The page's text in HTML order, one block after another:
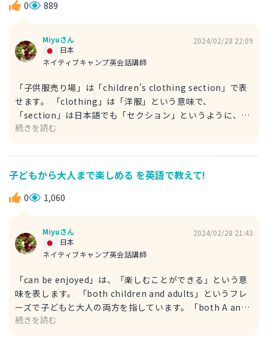
0 889
Miyuさん
ネイティブキャンプ英会話講師
日本
2024/02/28 22:09
「子供服売り場」は「children's clothing section」で表
せます。 「clothing」は「洋服」という意味で、
「section」は日本語でも「セクション」というように、あ
る一部のコーナーや区画・場所を指します。 例文 Where is
らですか。） 別の例文もご紹介しておきましょう。 例文
Could you please tell me where the children's
clothing section is? （子供服売り場はどこか教えていただ
けますでしょうか。） 「Could you please…?」は「～し
section is」を続けることで、子ども服売り場の場所を訪ね
る表現です。 回答が参考になれば幸いです！
続きを読む
子どもから大人まで楽しめる を英語で教えて!
0 1,060
Miyuさん
ネイティブキャンプ英会話講師
日本
2024/02/28 21:43
「can be enjoyed」は、「楽しむことができる」という意
味を表します。 「both children and adults」というフレ
ーズで子どもと大人の両方を指しています。「both A and
B（AもBもどちらも）」の構文ですね。 例文： This is an
続きを読む